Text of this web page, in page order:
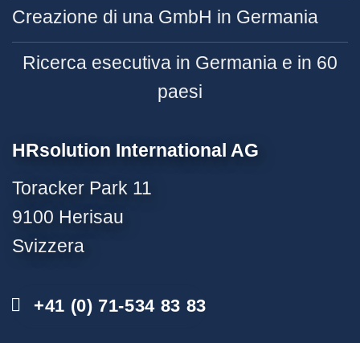
Creazione di una GmbH in Germania
Ricerca esecutiva in Germania e in 60
paesi
HRsolution International AG
Toracker Park 11
9100 Herisau
Svizzera
+41 (0) 71-534 83 83